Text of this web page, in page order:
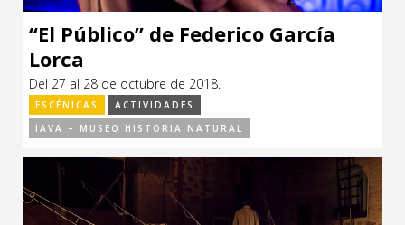
“El Público” de Federico García
Lorca
Del 27 al 28 de octubre de 2018.
ESCÉNICAS
ACTIVIDADES
IAVA – MUSEO HISTORIA NATURAL